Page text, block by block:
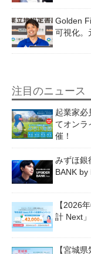
Golden
可視化。
注目のニュース
起業家必
てオンラ
催！
みずほ銀
BANK by
【2026
計 Next
【宮城